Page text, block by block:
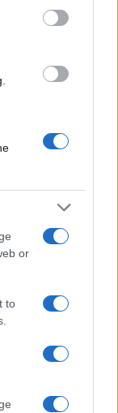
or
to
από
επιδοτήσεων